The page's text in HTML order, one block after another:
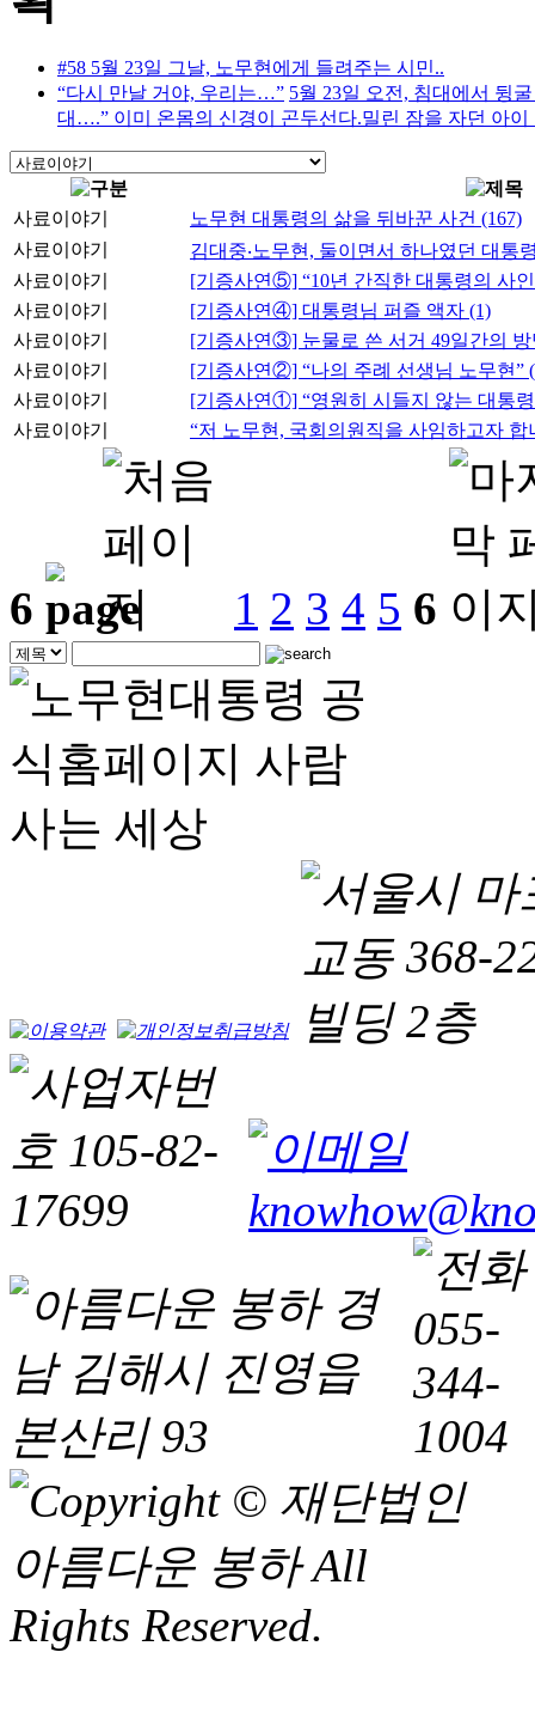
#58 5월 23일 그날, 노무현에게 들려주는 시민..
“다시 만날 거야, 우리는…” 5월 23일 오전, 침대에서 뒹
대….” 이미 온몸의 신경이 곤두선다.밀린 잠을 자던 아이
사료이야기 노무현 대통령의 삶을 뒤바꾼 사건 (167)
사료이야기
김대중‧노무현, 둘이면서 하나였던 대통
사료이야기
[기증사연⑤] “10년 간직한 대통령의 사
사료이야기
[기증사연④] 대통령님 퍼즐 액자 (1)
사료이야기
[기증사연③] 눈물로 쓴 서거 49일간의
사료이야기
[기증사연②] “나의 주례 선생님 노무현”
사료이야기
[기증사연①] “영원히 시들지 않는 대통
사료이야기
“저 노무현, 국회의원직을 사임하고자 합
6 1 2 3 4 5 6